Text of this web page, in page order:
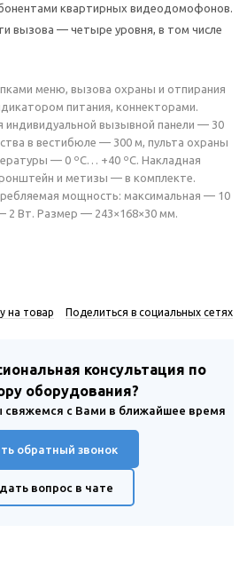
квартирных видеодомофонов.
вызова — четыре уровня, в том числе
меню, вызова охраны и отпирания
питания, коннекторами.
индивидуальной вызывной панели — 30
в вестибюле — 300 м, пульта охраны
— 0 ºС… +40 ºС. Накладная
и метизы — в комплекте.
мощность: максимальная — 10
2 Вт. Размер — 243×168×30 мм.
на товар Поделиться в социальных сетях
консультация по
оборудования?
свяжемся с Вами в ближайшее время
обратный звонок
вопрос в чате